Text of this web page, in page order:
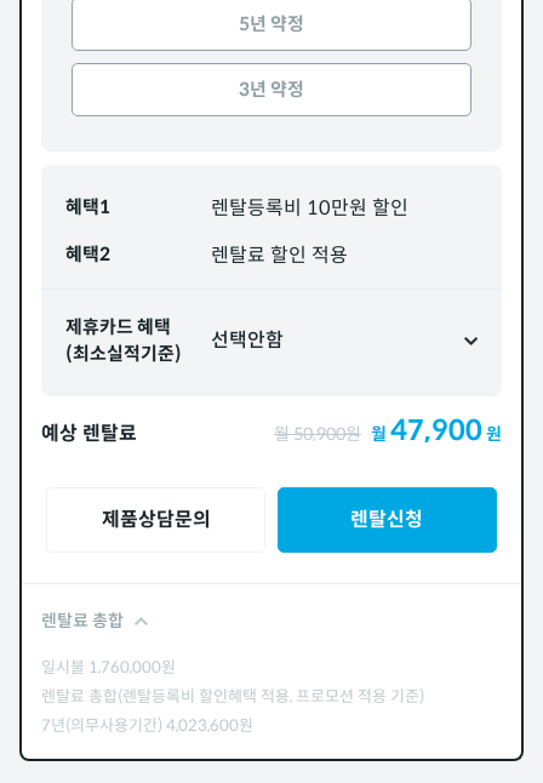
5년 약정
3년 약정
혜택1 렌탈등록비 10만원 할인
혜택2 렌탈료 할인 적용
제휴카드 혜택
(최소실적기준)
선택안함
예상 렌탈료 월50,900원 월 47,900원
제품상담문의 렌탈신청
렌탈료 총합
일시불 1,760,000원
렌탈료 총합(렌탈등록비 할인혜택 적용, 프로모션 적용 기준)
7년(의무사용기간) 4,023,600원